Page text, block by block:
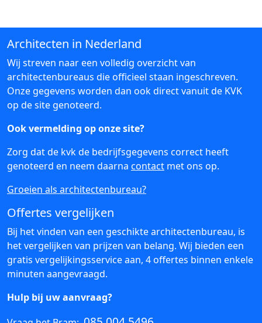
Architecten in Nederland
Wij streven naar een volledig overzicht van
architectenbureaus die officieel staan ingeschreven.
Onze gegevens worden dan ook direct vanuit de KVK
op de site genoteerd.
Ook vermelding op onze site?
Zorg dat de kvk de bedrijfsgegevens correct heeft
genoteerd en neem daarna contact met ons op.
Groeien als architectenbureau?
Offertes vergelijken
Bij het vinden van een geschikte architectenbureau, is
het vergelijken van prijzen van belang. Wij bieden een
gratis vergelijkingsservice aan, 4 offertes binnen enkele
minuten aangevraagd.
Hulp bij uw aanvraag?